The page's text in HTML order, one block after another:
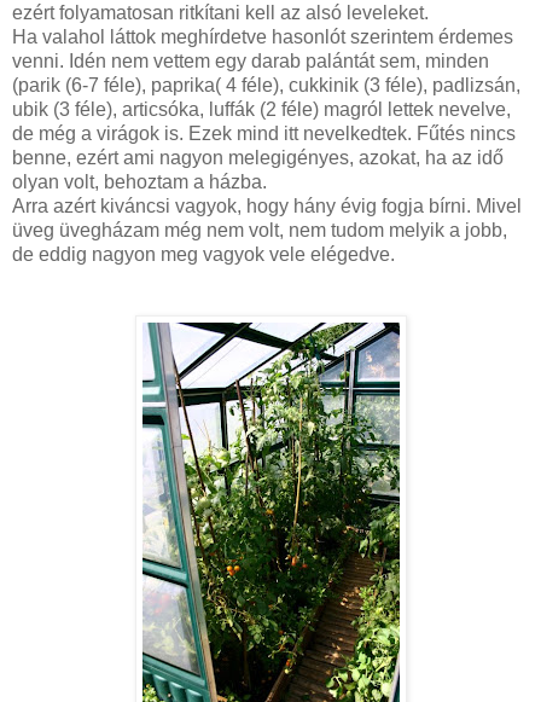
ezért folyamatosan ritkítani kell az alsó leveleket.
Ha valahol láttok meghírdetve hasonlót szerintem érdemes
venni. Idén nem vettem egy darab palántát sem, minden
(parik (6-7 féle), paprika( 4 féle), cukkinik (3 féle), padlizsán,
ubik (3 féle), articsóka, luffák (2 féle) magról lettek nevelve,
de még a virágok is. Ezek mind itt nevelkedtek. Fűtés nincs
benne, ezért ami nagyon melegigényes, azokat, ha az idő
olyan volt, behoztam a házba.
Arra azért kiváncsi vagyok, hogy hány évig fogja bírni. Mivel
üveg üvegházam még nem volt, nem tudom melyik a jobb,
de eddig nagyon meg vagyok vele elégedve.